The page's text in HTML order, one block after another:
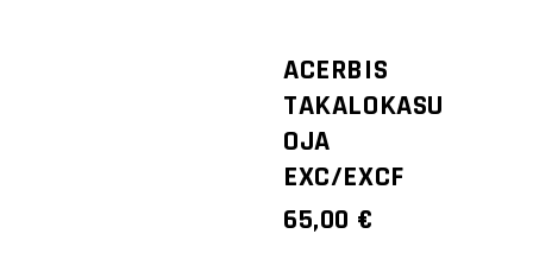
ACERBIS
TAKALOKASU
OJA
EXC/EXCF
65,00 €